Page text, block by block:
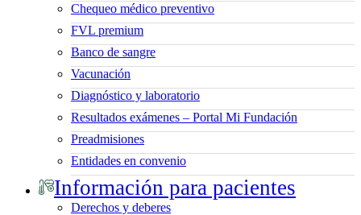
Chequeo médico preventivo
FVL premium
Banco de sangre
Vacunación
Diagnóstico y laboratorio
Resultados exámenes – Portal Mi Fundación
Preadmisiones
Entidades en convenio
Información para pacientes
Derechos y deberes